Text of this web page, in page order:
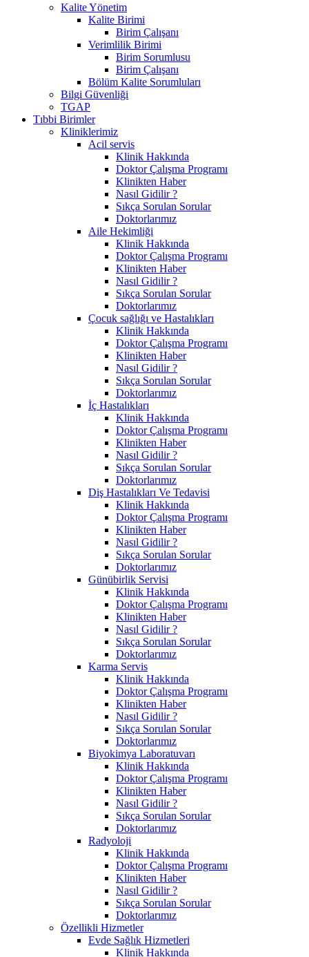
Kalite Yönetim
Kalite Birimi
Birim Çalışanı
Verimlilik Birimi
Birim Sorumlusu
Birim Çalışanı
Bölüm Kalite Sorumluları
Bilgi Güvenliği
TGAP
Tıbbi Birimler
Kliniklerimiz
Acil servis
Klinik Hakkında
Doktor Çalışma Programı
Klinikten Haber
Nasıl Gidilir ?
Sıkça Sorulan Sorular
Doktorlarımız
Aile Hekimliği
Klinik Hakkında
Doktor Çalışma Programı
Klinikten Haber
Nasıl Gidilir ?
Sıkça Sorulan Sorular
Doktorlarımız
Çocuk sağlığı ve Hastalıkları
Klinik Hakkında
Doktor Çalışma Programı
Klinikten Haber
Nasıl Gidilir ?
Sıkça Sorulan Sorular
Doktorlarımız
İç Hastalıkları
Klinik Hakkında
Doktor Çalışma Programı
Klinikten Haber
Nasıl Gidilir ?
Sıkça Sorulan Sorular
Doktorlarımız
Diş Hastalıkları Ve Tedavisi
Klinik Hakkında
Doktor Çalışma Programı
Klinikten Haber
Nasıl Gidilir ?
Sıkça Sorulan Sorular
Doktorlarımız
Günübirlik Servisi
Klinik Hakkında
Doktor Çalışma Programı
Klinikten Haber
Nasıl Gidilir ?
Sıkça Sorulan Sorular
Doktorlarımız
Karma Servis
Klinik Hakkında
Doktor Çalışma Programı
Klinikten Haber
Nasıl Gidilir ?
Sıkça Sorulan Sorular
Doktorlarımız
Biyokimya Laboratuvarı
Klinik Hakkında
Doktor Çalışma Programı
Klinikten Haber
Nasıl Gidilir ?
Sıkça Sorulan Sorular
Doktorlarımız
Radyoloji
Klinik Hakkında
Doktor Çalışma Programı
Klinikten Haber
Nasıl Gidilir ?
Sıkça Sorulan Sorular
Doktorlarımız
Özellikli Hizmetler
Evde Sağlık Hizmetleri
Klinik Hakkında